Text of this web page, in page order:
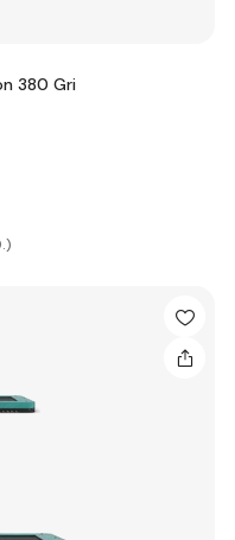
380 Gri